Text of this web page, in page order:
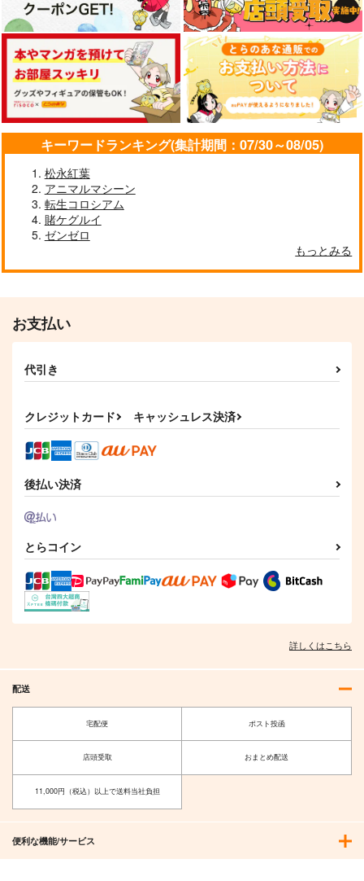
キーワードランキング(集計期間：07/30～08/05)
松永紅葉
アニマルマシーン
転生コロシアム
賭ケグルイ
ゼンゼロ
もっとみる
お支払い
代引き
クレジットカード キャッシュレス決済
後払い決済
とらコイン
詳しくはこちら
配送
宅配便 ポスト投函
店頭受取 おまとめ配送
11,000円（税込）以上で送料当社負担
便利な機能/サービス